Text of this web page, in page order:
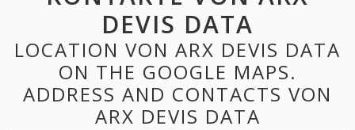
DEVIS DATA
LOCATION VON ARX DEVIS DATA
ON THE GOOGLE MAPS.
ADDRESS AND CONTACTS VON
ARX DEVIS DATA